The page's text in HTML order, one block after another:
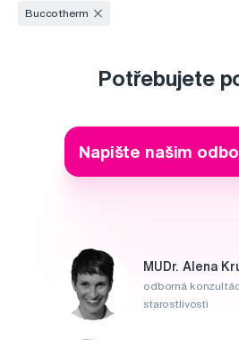
Buccotherm
Potřebujete
Napište našim
MUDr. Alena
odborná
starostlivosti